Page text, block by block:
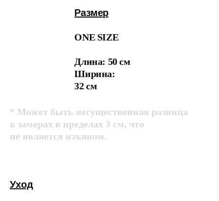
Размер
ONE SIZE
Длина: 50 см
Ширина:
32 см
* Может быть несущественная разница
в замерах в пределах 3 см, что
не является изъяном.
Уход